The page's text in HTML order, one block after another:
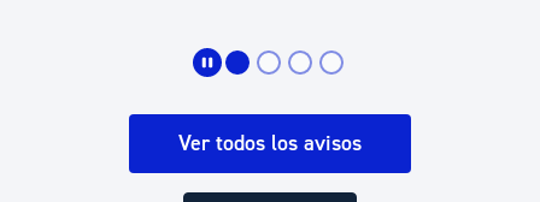
Ver todos los avisos